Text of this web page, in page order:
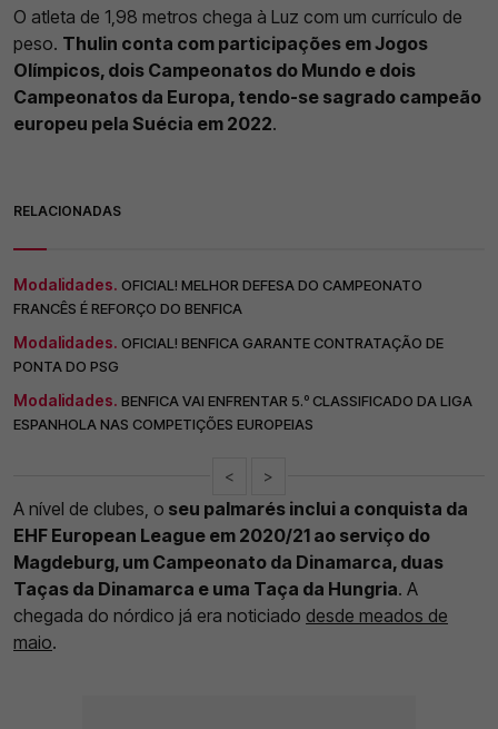
O atleta de 1,98 metros chega à Luz com um currículo de
peso. Thulin conta com participações em Jogos
Olímpicos, dois Campeonatos do Mundo e dois
Campeonatos da Europa, tendo-se sagrado campeão
europeu pela Suécia em 2022.
RELACIONADAS
Modalidades. OFICIAL! MELHOR DEFESA DO CAMPEONATO
FRANCÊS É REFORÇO DO BENFICA
Modalidades. OFICIAL! BENFICA GARANTE CONTRATAÇÃO DE
PONTA DO PSG
Modalidades. BENFICA VAI ENFRENTAR 5.º CLASSIFICADO DA LIGA
ESPANHOLA NAS COMPETIÇÕES EUROPEIAS
< >
A nível de clubes, o seu palmarés inclui a conquista da
EHF European League em 2020/21 ao serviço do
Magdeburg, um Campeonato da Dinamarca, duas
Taças da Dinamarca e uma Taça da Hungria. A
chegada do nórdico já era noticiado desde meados de
maio.